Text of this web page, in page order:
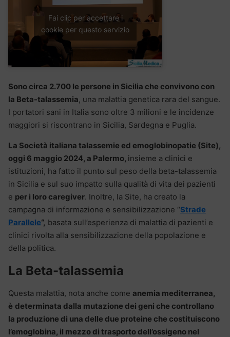
Fai clic per accettare i
cookie per questo servizio
Sono circa 2.700 le persone in Sicilia che convivono con
la Beta-talassemia, una malattia genetica rara del sangue.
I portatori sani in Italia sono oltre 3 milioni e le incidenze
maggiori si riscontrano in Sicilia, Sardegna e Puglia.
La Società italiana talassemie ed emoglobinopatie (Site),
oggi 6 maggio 2024, a Palermo, insieme a clinici e
istituzioni, ha fatto il punto sul peso della beta-talassemia
in Sicilia e sul suo impatto sulla qualità di vita dei pazienti
e per i loro caregiver. Inoltre, la Site, ha creato la
campagna di informazione e sensibilizzazione “Strade
Parallele“, basata sull’esperienza di malattia di pazienti e
clinici rivolta alla sensibilizzazione della popolazione e
della politica.
La Beta-talassemia
Questa malattia, nota anche come anemia mediterranea,
è determinata dalla mutazione dei geni che controllano
la produzione di una delle due proteine che costituiscono
l’emoglobina, il mezzo di trasporto dell’ossigeno nel